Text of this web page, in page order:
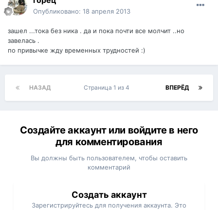
Опубликовано: 18 апреля 2013
зашел ...тока без ника . да и пока почти все молчит ..но
завелась .
по привычке жду временных трудностей :)
НАЗАД ВПЕРЁД
Страница 1 из 4
Создайте аккаунт или войдите в него
для комментирования
Вы должны быть пользователем, чтобы оставить
комментарий
Создать аккаунт
Зарегистрируйтесь для получения аккаунта. Это